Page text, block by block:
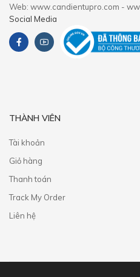
Web: www.candientupro.com -
Social Media
THÀNH VIÊN
Tài khoản
Giỏ hàng
Thanh toán
Track My Order
Liên hệ